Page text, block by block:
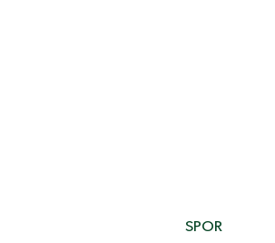
SPOR